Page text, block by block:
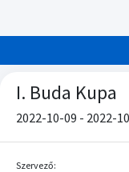
I. Buda Kupa
2022-10-09 - 2022-
Szervező: